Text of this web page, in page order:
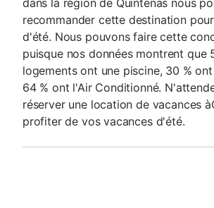
dans la région de Quintenas nous
recommander cette destination
d'été. Nous pouvons faire cette
puisque nos données montrent que
logements ont une piscine, 30 %
64 % ont l'Air Conditionné.
réserver une location de vacances
profiter de vos vacances d'été.